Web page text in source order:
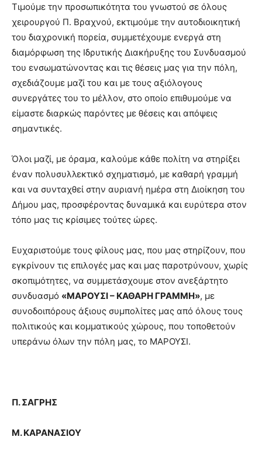
Τιμούμε την προσωπικότητα του γνωστού σε όλους
χειρουργού Π. Βραχνού, εκτιμούμε την αυτοδιοικητική
του διαχρονική πορεία, συμμετέχουμε ενεργά στη
διαμόρφωση της Ιδρυτικής Διακήρυξης του Συνδυασμού
του ενσωματώνοντας και τις θέσεις μας για την πόλη,
σχεδιάζουμε μαζί του και με τους αξιόλογους
συνεργάτες του το μέλλον, στο οποίο επιθυμούμε να
είμαστε διαρκώς παρόντες με θέσεις και απόψεις
σημαντικές.
Όλοι μαζί, με όραμα, καλούμε κάθε πολίτη να στηρίξει
έναν πολυσυλλεκτικό σχηματισμό, με καθαρή γραμμή
και να συνταχθεί στην αυριανή ημέρα στη Διοίκηση του
Δήμου μας, προσφέροντας δυναμικά και ευρύτερα στον
τόπο μας τις κρίσιμες τούτες ώρες.
Ευχαριστούμε τους φίλους μας, που μας στηρίζουν, που
εγκρίνουν τις επιλογές μας και μας παροτρύνουν, χωρίς
σκοπιμότητες, να συμμετάσχουμε στον ανεξάρτητο
συνδυασμό «ΜΑΡΟΥΣΙ – ΚΑΘΑΡΗ ΓΡΑΜΜΗ», με
συνοδοιπόρους άξιους συμπολίτες μας από όλους τους
πολιτικούς και κομματικούς χώρους, που τοποθετούν
υπεράνω όλων την πόλη μας, το ΜΑΡΟΥΣΙ.
Π. ΣΑΓΡΗΣ
Μ. ΚΑΡΑΝΑΣΙΟΥ